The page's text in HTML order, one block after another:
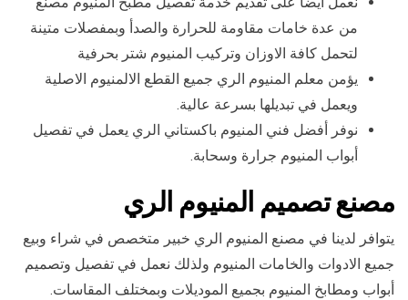
من عدة خامات مقاومة للحرارة والصدأ وبمفصلات متينة
لتحمل كافة الاوزان وتركيب المنيوم شتر بحرفية
يؤمن معلم المنيوم الري جميع القطع الالمنيوم الاصلية
ويعمل في تبديلها بسرعة عالية.
نوفر أفضل فني المنيوم باكستاني الري يعمل في تفصيل
أبواب المنيوم جرارة وسحابة.
مصنع تصميم المنيوم الري
يتوافر لدينا في مصنع المنيوم الري خبير متخصص في شراء وبيع
جميع الادوات والخامات المنيوم ولذلك نعمل في تفصيل وتصميم
أبواب ومطابخ المنيوم بجميع الموديلات وبمختلف المقاسات.